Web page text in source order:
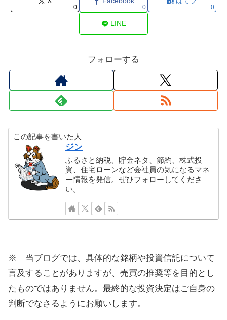
0 0 0
LINE
フォローする
この記事を書いた人
ジン
ふるさと納税、貯金ネタ、節約、株式投
資、住宅ローンなど会社員の気になるマネ
ー情報を発信。ぜひフォローしてくださ
い。
※ 当ブログでは、具体的な銘柄や投資信託について
言及することがありますが、売買の推奨等を目的とし
たものではありません。最終的な投資決定はご自身の
判断でなさるようにお願いします。